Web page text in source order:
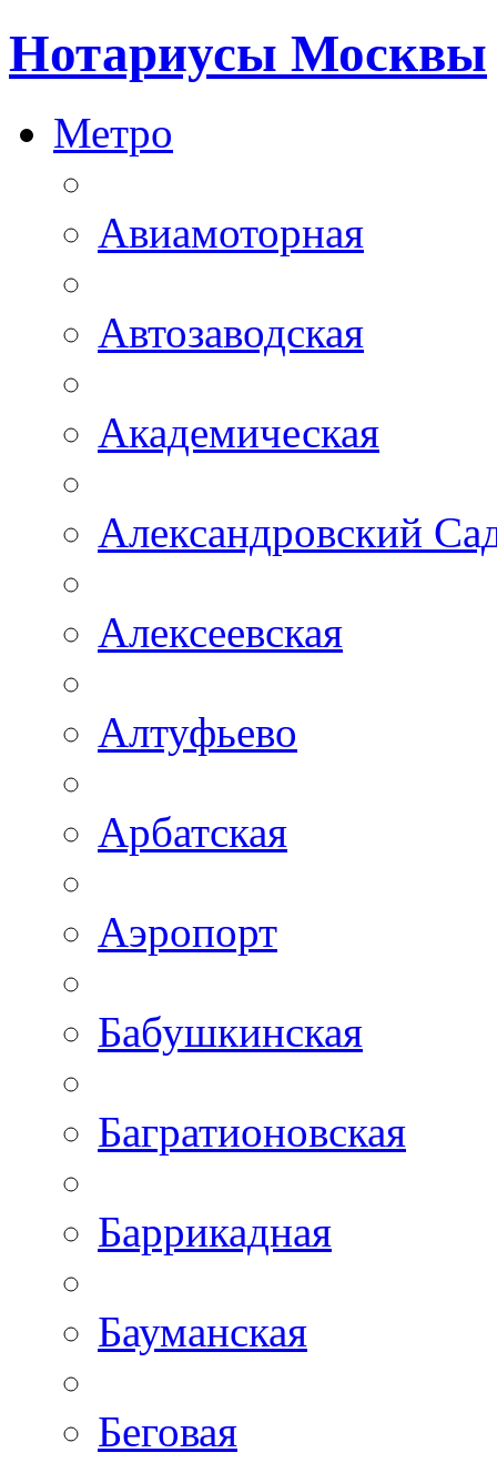
Нотариусы Москвы
Метро
Авиамоторная
Автозаводская
Академическая
Александровский
Алексеевская
Алтуфьево
Арбатская
Аэропорт
Бабушкинская
Багратионовская
Баррикадная
Бауманская
Беговая